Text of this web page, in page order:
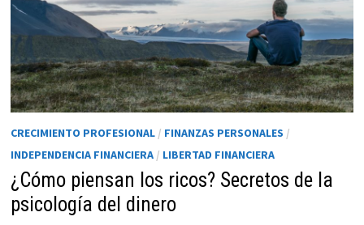
CRECIMIENTO PROFESIONAL/ FINANZAS PERSONALES /
INDEPENDENCIA FINANCIERA/ LIBERTAD FINANCIERA
¿Cómo piensan los ricos? Secretos de la
psicología del dinero